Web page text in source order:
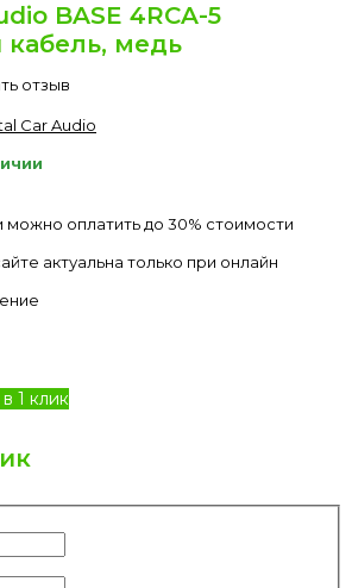
BASE 4RCA-5
медь
отзыв
Car Audio
оплатить до 30% стоимости
актуальна только при онлайн
1 клик